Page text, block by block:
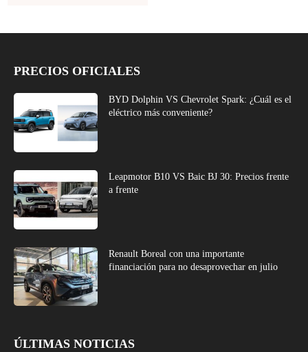
PRECIOS OFICIALES
BYD Dolphin VS Chevrolet Spark: ¿Cuál es el
eléctrico más conveniente?
Leapmotor B10 VS Baic BJ 30: Precios frente
a frente
Renault Boreal con una importante
financiación para no desaprovechar en julio
ÚLTIMAS NOTICIAS